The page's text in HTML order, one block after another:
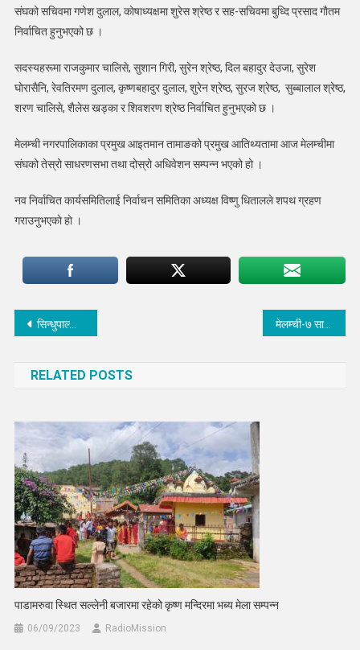
संघको सचिवमा गणेश दुलाल, काेषाध्यक्षमा शुरेस श्रेष्ठ र सह-सचिवमा बुध्दि प्रसाद गाैतम
निर्वाचित हुनुभएको छ ।
सदस्यहरूमा राजकुमार चालिसे, सुशान गिरी, सुरेन श्रेष्ठ, दिल बहादुर देउजा, सुरेश
घाेरासैनि, रेवतिरमण दुलाल, कृष्णबहादुर दुलाल, शुरेन श्रेष्ठ, सुरज श्रेष्ठ, सुब्बालाल श्रेष्ठ,
शरण चालिसे, शैलेस खड्का र शिवशरण श्रेष्ठ निर्वाचित हुनुभएको छ ।
मेलम्ची नगरपालिकाका प्रमुख आइतमान तामाङको प्रमुख आतिथ्यतामा आज मेलम्चीमा
संघको तेस्रो साधरणसभा तथा दोस्रो अधिवेशन सम्पन्न भएको हो ।
नव निर्वाचित कार्यसमितिलाई निर्वाचन समितिका अध्यक्ष विष्णु धितालले शपथ ग्रहण
गराउनुभएकाे हाे ।
Post
सिन्धुपाल्चोकमा अझै खस्न सक्छ पहिरो, उर्लिन सक्छ बाढी मेलम्ची-७ सामाजिक सुरक्षा भत्ता नवीकरणका लागि नागरिकको दैलोमा
RELATED POSTS
पाडामरुवा स्थित सल्लेनी बजारमा रहेको कृष्ण मन्दिरमा भब्य मेला सम्पन्न
06/09/2023 RadioMission